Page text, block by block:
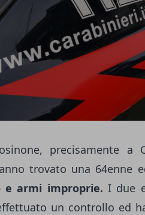
precisamente a
trovato una 64enne
e armi improprie. I due
un controllo ed